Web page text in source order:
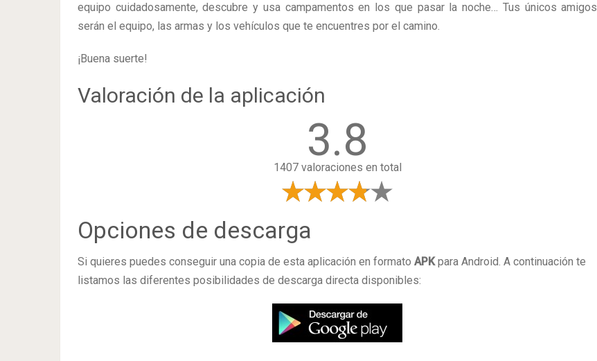
equipo cuidadosamente, descubre y usa campamentos en los que pasar la noche… Tus únicos amigos
serán el equipo, las armas y los vehículos que te encuentres por el camino.
¡Buena suerte!
Valoración de la aplicación
3.8
1407 valoraciones en total
Opciones de descarga
Si quieres puedes conseguir una copia de esta aplicación en formato APKpara Android. A continuación te
listamos las diferentes posibilidades de descarga directa disponibles: